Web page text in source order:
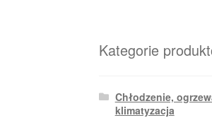
Kategorie
Chłodzenie,
klimatyzacja